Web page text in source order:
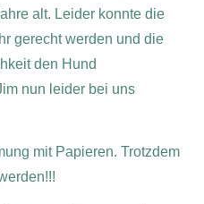
alt. Leider konnte die
gerecht werden und die
den Hund
nun leider bei uns
mit Papieren. Trotzdem